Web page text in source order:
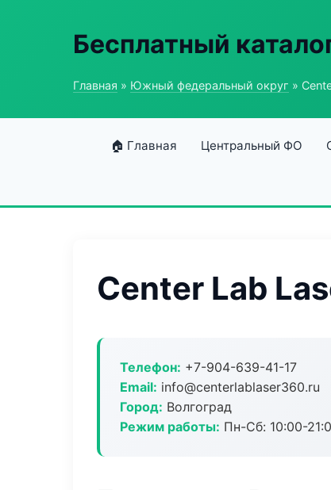
Бесплатный
Главная » Южный федеральный округ »
🏠 Главная Центральный ФО
Center Lab
Телефон: +7-904-639-41-17
Email: info@centerlablaser360.ru
Город: Волгоград
Режим работы: Пн-Сб: 10:00-